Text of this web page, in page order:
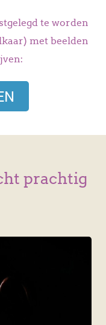
te worden
met beelden
prachtig